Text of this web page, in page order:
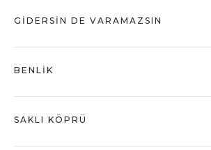
GIDERSIN DE VARAMAZSIN
BENLIK
SAKLI KÖPRÜ